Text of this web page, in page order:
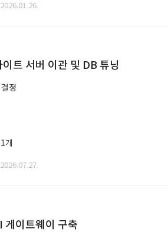
트 서버 이관 및 DB 튜닝
정
개
게이트웨이 구축